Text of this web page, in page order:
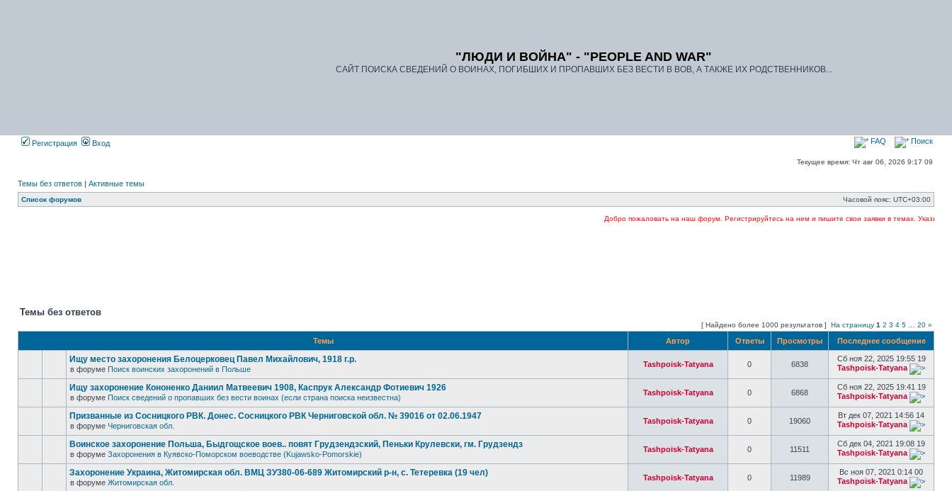
"ЛЮДИ И ВОЙНА" - "PEOPLE AND WAR"
САЙТ ПОИСКА СВЕДЕНИЙ О ВОИНАХ, ПОГИБШИХ И ПРОПАВШИХ БЕЗ ВЕСТИ В ВОВ, А ТАКЖЕ ИХ РОДСТВЕННИКОВ...
Регистрация Вход FAQ Поиск
Текущее время: Чт авг 06, 2026 9:17 09
Темы без ответов | Активные темы
Список форумов Часовой пояс: UTC+03:00
Добро пожаловать на наш форум. Регистрируйтесь на нем и пишите свои заявки в темах. Указывайте в
Темы без ответов
[ Найдено более 1000 результатов ] На страницу 1 2 3 4 5 20 »
Темы Автор Ответы Просмотры Последнее сообщение
Ищу место захоронения Белоцерковец Павел Михайлович, 1918 г.р.
в форуме Поиск воинских захоронений в Польше
Tashpoisk-Tatyana 0 6838
Сб ноя 22, 2025 19:55 19
Tashpoisk-Tatyana
Ищу захоронение Кононенко Даниил Матвеевич 1908, Каспрук Александр Фотиевич 1926
в форуме Поиск сведений о пропавших без вести воинах (если страна поиска неизвестна)
Tashpoisk-Tatyana 0 6868
Сб ноя 22, 2025 19:41 19
Tashpoisk-Tatyana
Призванные из Сосницкого РВК. Донес. Сосницкого РВК Черниговской обл. № 39016 от 02.06.1947
в форуме Черниговская обл.
Tashpoisk-Tatyana 0 19060
Вт дек 07, 2021 14:56 14
Tashpoisk-Tatyana
Воинское захоронение Польша, Быдгощское воев.. повят Грудзендзский, Пеньки Крулевски, гм. Грудзендз
в форуме Захоронения в Куявско-Поморском воеводстве (Kujawsko-Pomorskie)
Tashpoisk-Tatyana 0 11511
Сб дек 04, 2021 19:08 19
Tashpoisk-Tatyana
Захоронение Украина, Житомирская обл. ВМЦ ЗУ380-06-689 Житомирский р-н, с. Тетеревка (19 чел)
в форуме Житомирская обл.
Tashpoisk-Tatyana 0 11989
Вс ноя 07, 2021 0:14 00
Tashpoisk-Tatyana